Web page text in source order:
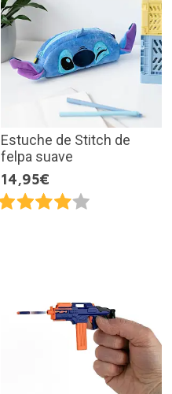
Estuche de Stitch de
felpa suave
14,95€